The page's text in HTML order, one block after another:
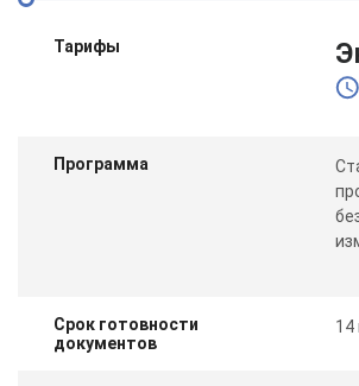
Тарифы
Программа
Срок готовности
документов
14